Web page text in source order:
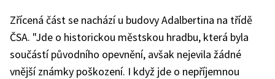
Zřícená část se nachází u budovy Adalbertina na třídě
ČSA. "Jde o historickou městskou hradbu, která byla
součástí původního opevnění, avšak nejevila žádné
vnější známky poškození. I když jde o nepříjemnou